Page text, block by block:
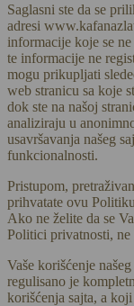
Saglasni ste da se
adresi
informacije koje se
te informacije ne
mogu prikupljati
web stranicu sa koje
dok ste na našoj
analiziraju u
usavršavanja našeg
funkcionalnosti.
Pristupom,
prihvatate ovu
Ako ne želite da se
Politici privatnosti, ne
Vaše korišćenje
regulisano je
korišćenja sajta, a